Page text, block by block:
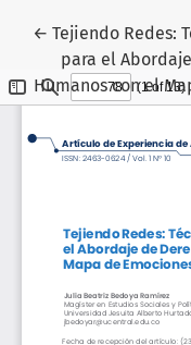
←Volver a los
Tejiendo Redes:
para el
Humanos con el